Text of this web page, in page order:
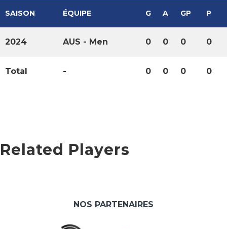
SAISON ÉQUIPE G A GP P
2024 AUS - Men 0 0 0 0
Total - 0 0 0 0
Related Players
NOS PARTENAIRES